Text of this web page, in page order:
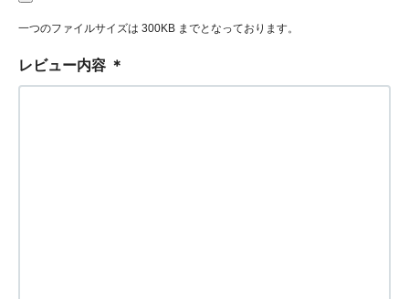
一つのファイルサイズは 300KB までとなっております。
レビュー内容 ＊